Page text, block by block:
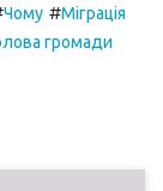
Чому #Міграція
громади